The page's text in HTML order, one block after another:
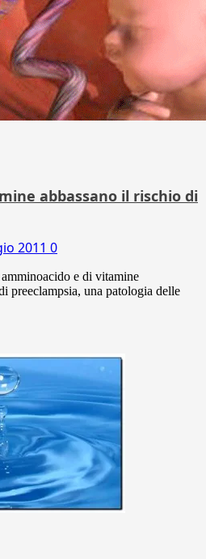
abbassano il rischio di
2011 0
e di vitamine
preeclampsia, una patologia delle